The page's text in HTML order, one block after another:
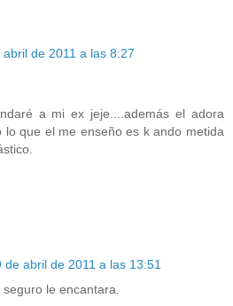
abril de 2011 a las 8:27
a mi ex jeje....además el adora
lo que el me enseño es k ando metida
de abril de 2011 a las 13:51
le encantara.